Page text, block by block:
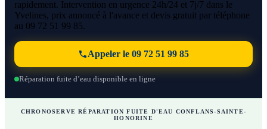
rapidement. Intervention en urgence 24h/24 et 7j/7 dans le
Yvelines, prix annoncé à l'avance et devis gratuit par téléphone
au 09 72 51 99 85.
Appeler le 09 72 51 99 85
Réparation fuite d’eau disponible en ligne
CHRONOSERVE RÉPARATION FUITE D'EAU CONFLANS-SAINTE-
HONORINE